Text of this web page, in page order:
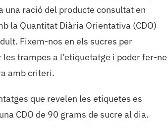
una ració del producte consultat en
la Quantitat Diària Orientativa (CDO)
Fixem-nos en els sucres per
trampes a l’etiquetatge i poder fer-ne
amb criteri.
que revelen les etiquetes es
CDO de 90 grams de sucre al dia.